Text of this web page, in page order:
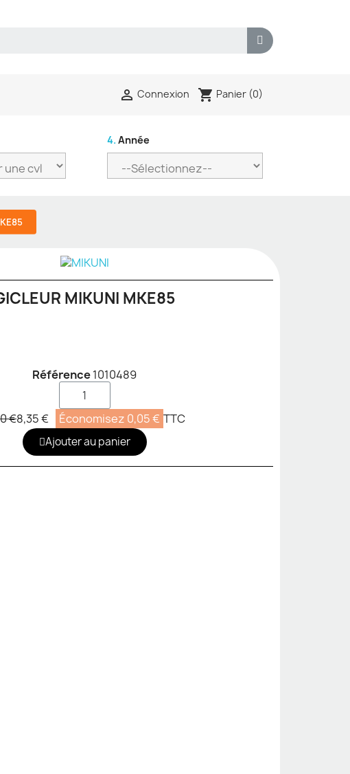
 Connexion shopping_cart Panier (0)
4. Année
MIKUNI MKE85
Référence1010489
€8,35 € Économisez 0,05 € TTC
Ajouter au panier